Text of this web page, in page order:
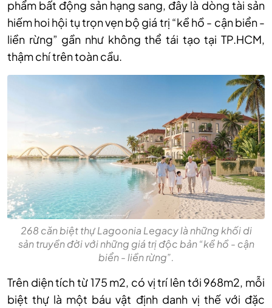
phẩm bất động sản hạng sang, đây là dòng tài sản
hiếm hoi hội tụ trọn vẹn bộ giá trị “kề hồ - cận biển -
liền rừng” gần như không thể tái tạo tại TP.HCM,
thậm chí trên toàn cầu.
268 căn biệt thự Lagoonia Legacy là những khối di
sản truyền đời với những giá trị độc bản “kề hồ - cận
biển - liền rừng”.
Trên diện tích từ 175 m2, có vị trí lên tới 968m2, mỗi
biệt thự là một báu vật định danh vị thế với đặc